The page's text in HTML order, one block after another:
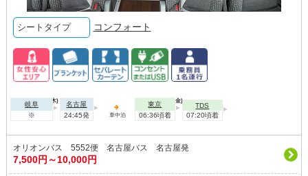
シートタイプ コンフォート
2026年10月01日(木)
岐阜
※
名古屋
24:45発
車中泊
2026年10月02日(金)
東京
06:36頃着
TDS
07:20頃着
オリオンバス 5552便 名古屋バス 名古屋発
7,500円～10,000円